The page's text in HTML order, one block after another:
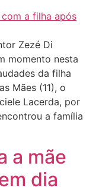
Zezé Di
momento nesta
da filha
Mães (11), o
Lacerda, por
a família
a mãe
dia